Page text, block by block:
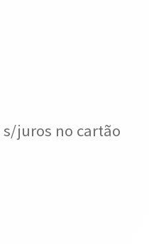
s/juros no cartão